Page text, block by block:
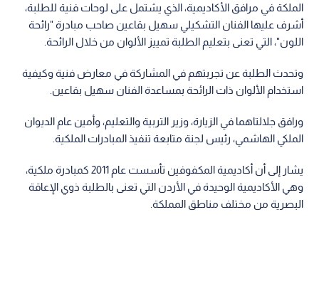
الملكة في مرافق الأكاديمية، الذي يشتمل على لوحات فنية للطلبة،
أشرف عليها الفنان التشكيلي سهيل بقاعين صاحب مبادرة "رائحة
اللون"، التي تعنى بتعليم الطلبة تمييز الألوان من خلال الرائحة.
وتحدث الطلبة عن تجربتهم في المشاركة في معارض فنية وكيفية
استخدام الألوان ذات الرائحة بمساعدة الفنان سهيل بقاعين.
ورافق جلالتاهما في الزيارة، وزير التربية والتعليم، وأمين عام الديوان
الملكي الهاشمي، رئيس لجنة متابعة تنفيذ المبادرات الملكية.
يشار إلى أن أكاديمية المكفوفين تأسست عام 2011 كمبادرة ملكية،
وهي الأكاديمية الوحيدة في الأردن التي تعنى بالطلبة ذوي الإعاقة
البصرية من مختلف مناطق المملكة.